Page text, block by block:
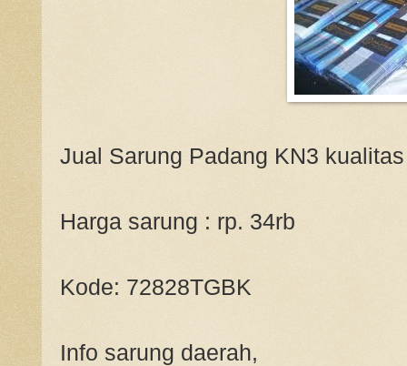
Jual Sarung Padang KN3
Harga sarung : rp. 34rb
Kode: 72828TGBK
Info sarung daerah,